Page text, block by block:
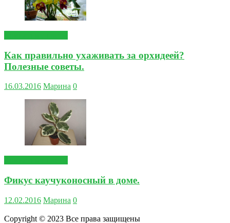
Как правильно ухаживать за орхидеей?
Полезные советы.
16.03.2016 Марина 0
Фикус каучуконосный в доме.
12.02.2016 Марина 0
Copyright © 2023 Все права защищены